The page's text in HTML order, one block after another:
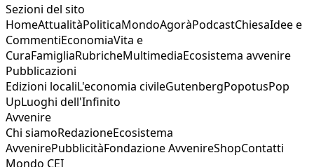
Sezioni del sito
HomeAttualitàPoliticaMondoAgoràPodcastChiesaIdee e
CommentiEconomiaVita e
CuraFamigliaRubricheMultimediaEcosistema avvenire
Pubblicazioni
Edizioni localiL'economia civileGutenbergPopotusPop
UpLuoghi dell'Infinito
Avvenire
Chi siamoRedazioneEcosistema
AvvenirePubblicitàFondazione AvvenireShopContatti
Mondo CEI